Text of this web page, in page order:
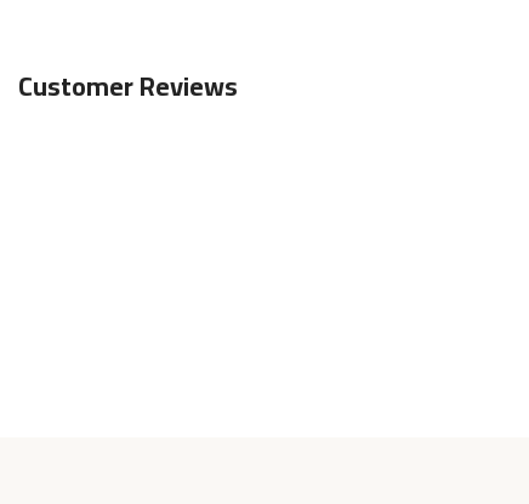
Customer Reviews